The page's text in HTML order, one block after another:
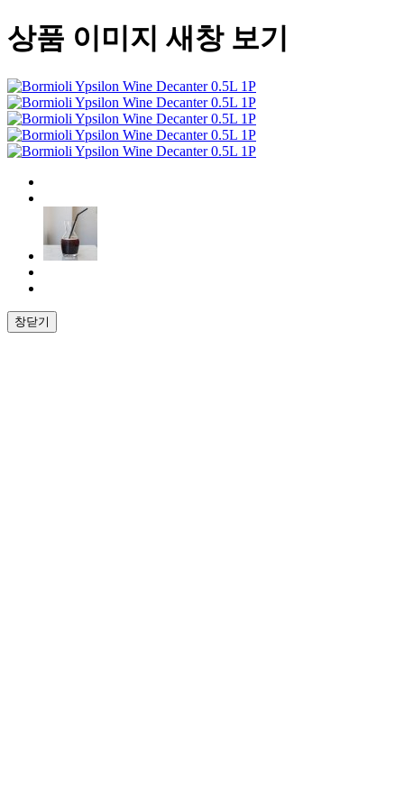
상품 이미지 새창 보기
창닫기